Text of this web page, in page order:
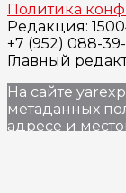
Политика
Редакция:
+7 (952) 088-
Главный
На сайте
метаданных
адресе и